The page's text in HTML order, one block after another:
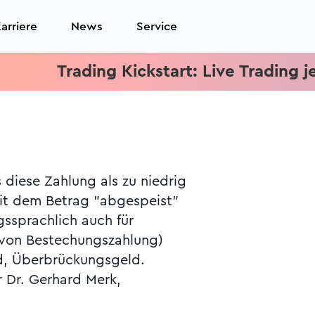
News Service
Trading Kickstart: Live Trading
Überbrückungsgeld.
Gerhard Merk,